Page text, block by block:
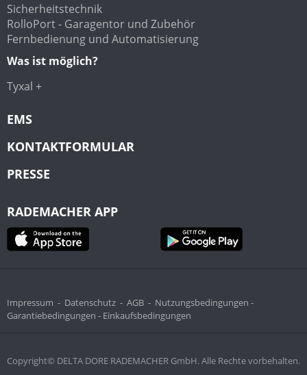
Sicherheitstechnik
RolloPort - Garagentor und Zubehör
Fernbedienung und Automatisierung
Was ist möglich?
Tyxal +
EMS
KONTAKTFORMULAR
PRESSE
RADEMACHER APP
Copyright© DELTA DORE RADEMACHER GmbH. Alle Rechte vorbehalten.
Impressum - Datenschutz - AGB - Nutzungsbedingungen -
Garantiebedingungen - Einkaufsbedingungen